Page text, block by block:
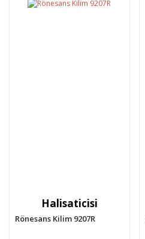
Halisaticisi
Rönesans Kilim 9207R